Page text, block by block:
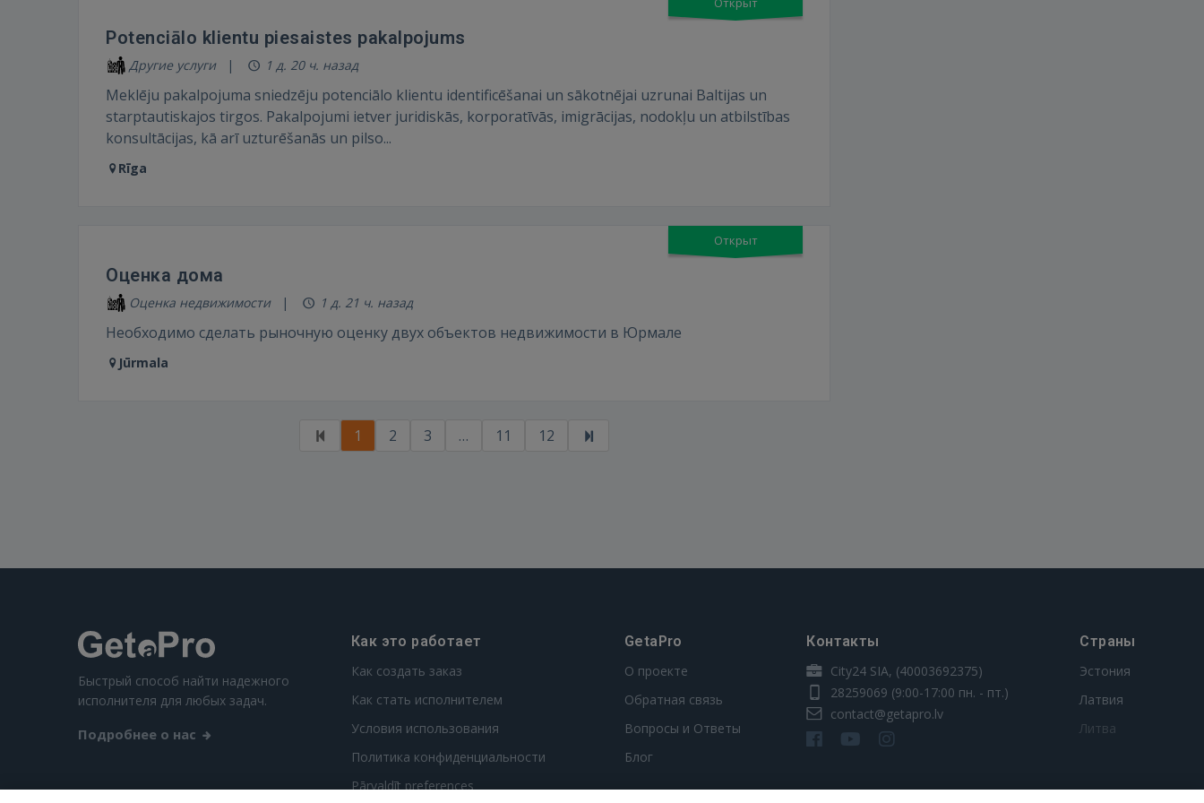
Potenciālo klientu piesaistes pakalpojums
Другие услуги 1 д. 20 ч. назад
Meklēju pakalpojuma sniedzēju potenciālo klientu identificēšanai un sākotnējai uzrunai Baltijas un
starptautiskajos tirgos. Pakalpojumi ietver juridiskās, korporatīvās, imigrācijas, nodokļu un atbilstības
konsultācijas, kā arī uzturēšanās un pilso...
Rīga
Открыт
Оценка дома
Оценка недвижимости 1 д. 21 ч. назад
Необходимо сделать рыночную оценку двух объектов недвижимости в Юрмале
Jūrmala
1 2 3 … 11 12
Быстрый способ найти надежного
исполнителя для любых задач.
Подробнее о нас
Как это работает
Как создать заказ
Как стать исполнителем
Условия использования
Политика конфиденциальности
Pārvaldīt preferences
GetaPro
О проекте
Обратная связь
Вопросы и Ответы
Блог
Контакты
City24 SIA, (40003692375)
28259069 (9:00-17:00 пн. - пт.)
contact@getapro.lv
Страны
Эстония
Латвия
Литва